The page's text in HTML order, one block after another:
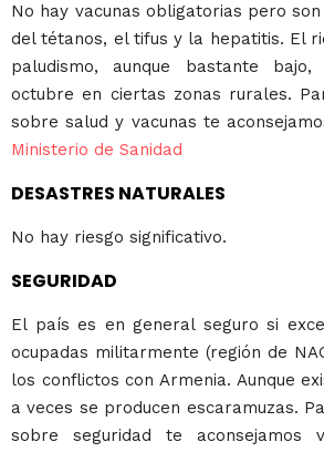
No hay vacunas obligatorias pero
del tétanos, el tifus y la hepatitis. El
paludismo, aunque bastante
octubre en ciertas zonas rurales.
sobre salud y vacunas te
Ministerio de Sanidad
DESASTRES NATURALES
No hay riesgo significativo.
SEGURIDAD
El país es en general seguro si
ocupadas militarmente (región de
los conflictos con Armenia. Aunque
a veces se producen escaramuzas.
sobre seguridad te